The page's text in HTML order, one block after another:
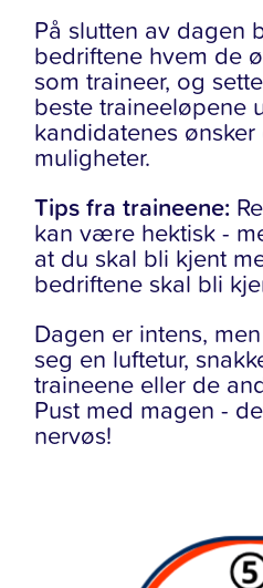
På slutten av dagen
bedriftene hvem de
som traineer, og
beste traineeløpene
kandidatenes
muligheter.
Tips fra traineene:
kan være hektisk -
at du skal bli kjent
bedriftene skal bli
Dagen er intens,
seg en luftetur,
traineene eller de
Pust med magen -
nervøs!